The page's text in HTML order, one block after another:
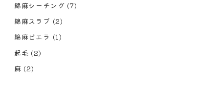
綿麻シーチング (7)
綿麻スラブ (2)
綿麻ビエラ (1)
起毛 (2)
麻 (2)